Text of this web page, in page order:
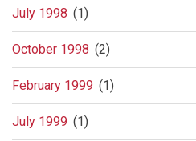
July 1998 (1)
October 1998 (2)
February 1999 (1)
July 1999 (1)